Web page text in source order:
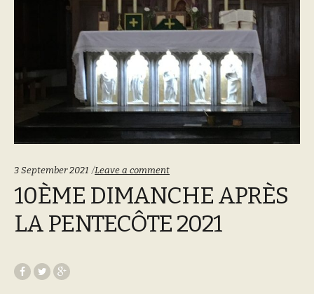
3 September 2021 Leave a comment
10ÈME DIMANCHE APRÈS
LA PENTECÔTE 2021